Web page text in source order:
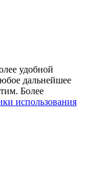
удобной
дальнейшее
Более
использования